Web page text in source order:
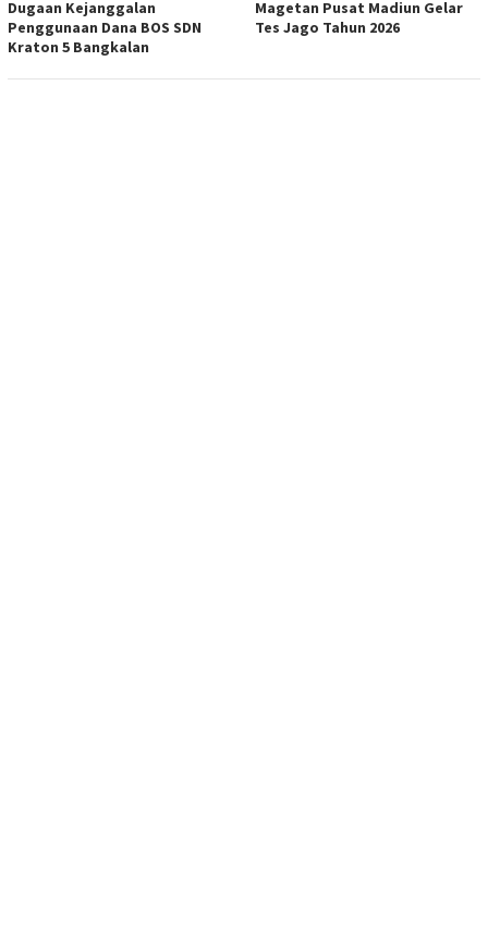
Dugaan Kejanggalan
Penggunaan Dana BOS SDN
Kraton 5 Bangkalan
Magetan Pusat Madiun Gelar
Tes Jago Tahun 2026